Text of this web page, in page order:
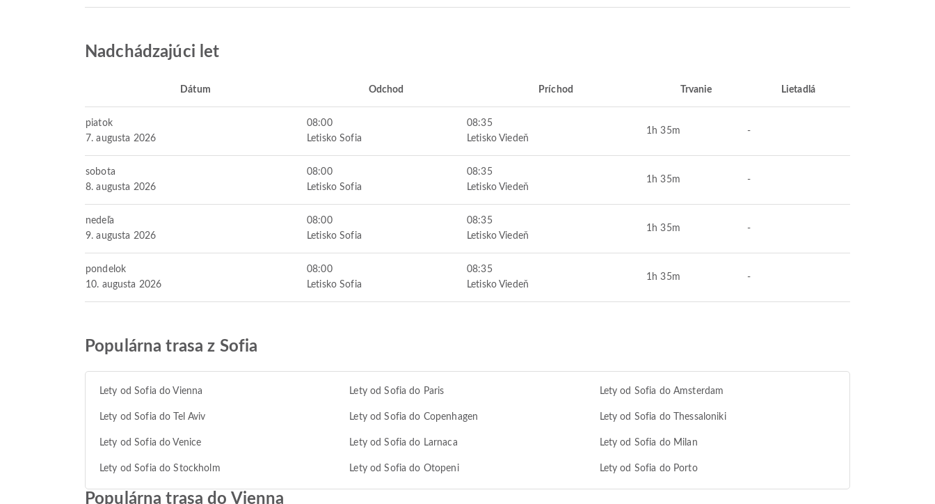
Nadchádzajúci let
Dátum Odchod Príchod Trvanie Lietadlá
piatok
7. augusta 2026
08:00
Letisko Sofia
08:35
Letisko Viedeň
1h 35m -
sobota
8. augusta 2026
08:00
Letisko Sofia
08:35
Letisko Viedeň
1h 35m -
nedeľa
9. augusta 2026
08:00
Letisko Sofia
08:35
Letisko Viedeň
1h 35m -
pondelok
10. augusta 2026
08:00
Letisko Sofia
08:35
Letisko Viedeň
1h 35m -
Populárna trasa z Sofia
Lety od Sofia do Vienna Lety od Sofia do Paris Lety od Sofia do Amsterdam
Lety od Sofia do Tel Aviv Lety od Sofia do Copenhagen Lety od Sofia do Thessaloniki
Lety od Sofia do Venice Lety od Sofia do Larnaca Lety od Sofia do Milan
Lety od Sofia do Stockholm Lety od Sofia do Otopeni Lety od Sofia do Porto
Populárna trasa do Vienna